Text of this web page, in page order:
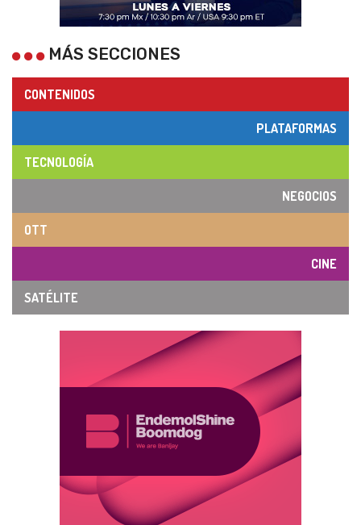
MÁS SECCIONES
CONTENIDOS
PLATAFORMAS
TECNOLOGÍA
NEGOCIOS
OTT
CINE
SATÉLITE